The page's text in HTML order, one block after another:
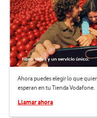
Ahora puedes elegir lo que
esperan en tu Tienda Vodafone.
Llamar ahora